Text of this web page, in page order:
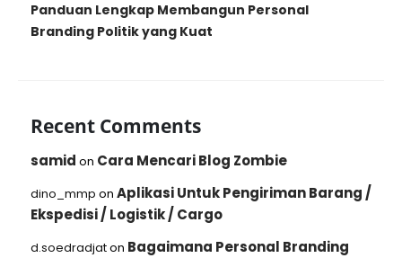
Panduan Lengkap Membangun Personal
Branding Politik yang Kuat
Recent Comments
samid on Cara Mencari Blog Zombie
dino_mmp on Aplikasi Untuk Pengiriman Barang /
Ekspedisi / Logistik / Cargo
d.soedradjaton Bagaimana Personal Branding